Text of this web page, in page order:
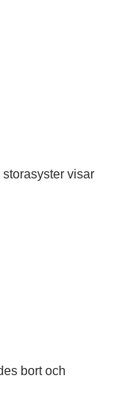
visar
bort och